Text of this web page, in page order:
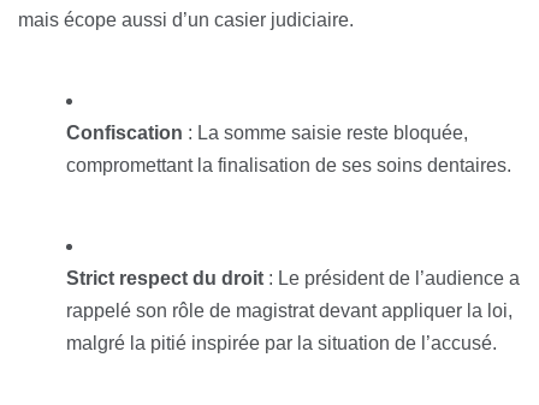
mais écope aussi d’un casier judiciaire.
Confiscation : La somme saisie reste bloquée,
compromettant la finalisation de ses soins dentaires.
Strict respect du droit : Le président de l’audience a
rappelé son rôle de magistrat devant appliquer la loi,
malgré la pitié inspirée par la situation de l’accusé.